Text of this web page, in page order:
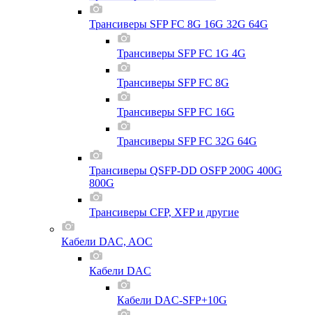
Трансиверы SFP FC 8G 16G 32G 64G
Трансиверы SFP FC 1G 4G
Трансиверы SFP FC 8G
Трансиверы SFP FC 16G
Трансиверы SFP FC 32G 64G
Трансиверы QSFP-DD OSFP 200G 400G
800G
Трансиверы CFP, XFP и другие
Кабели DAC, AOC
Кабели DAC
Кабели DAC-SFP+10G